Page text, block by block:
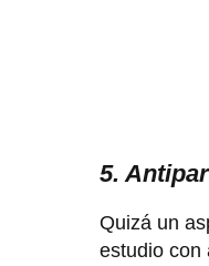
5.
Quizá un
estudio con